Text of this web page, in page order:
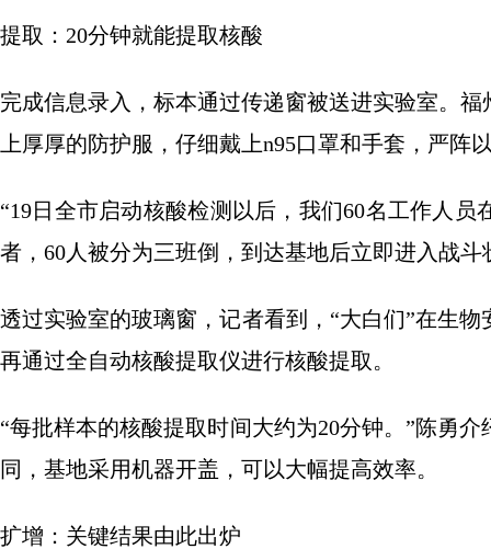
提取：20分钟就能提取核酸
完成信息录入，标本通过传递窗被送进实验室。
上厚厚的防护服，仔细戴上n95口罩和手套，严阵
“19日全市启动核酸检测以后，我们60名工作人
者，60人被分为三班倒，到达基地后立即进入战斗
透过实验室的玻璃窗，记者看到，“大白们”在生
再通过全自动核酸提取仪进行核酸提取。
“每批样本的核酸提取时间大约为20分钟。”陈勇
同，基地采用机器开盖，可以大幅提高效率。
扩增：关键结果由此出炉